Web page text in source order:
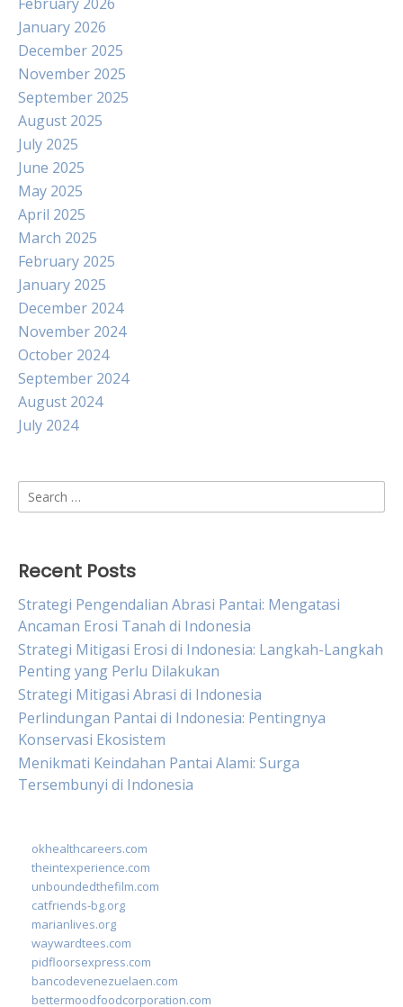
January 2026
December 2025
November 2025
September 2025
August 2025
July 2025
June 2025
May 2025
April 2025
March 2025
February 2025
January 2025
December 2024
November 2024
October 2024
September 2024
August 2024
July 2024
Search
for:
Recent Posts
Strategi Pengendalian Abrasi Pantai: Mengatasi
Ancaman Erosi Tanah di Indonesia
Strategi Mitigasi Erosi di Indonesia: Langkah-Langkah
Penting yang Perlu Dilakukan
Strategi Mitigasi Abrasi di Indonesia
Perlindungan Pantai di Indonesia: Pentingnya
Konservasi Ekosistem
Menikmati Keindahan Pantai Alami: Surga
Tersembunyi di Indonesia
okhealthcareers.com
theintexperience.com
unboundedthefilm.com
catfriends-bg.org
marianlives.org
waywardtees.com
pidfloorsexpress.com
bancodevenezuelaen.com
bettermoodfoodcorporation.com